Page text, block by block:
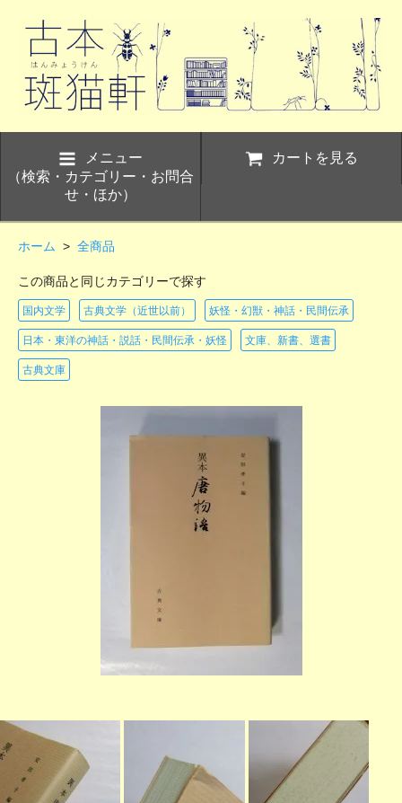
メニュー
（検索・カテゴリー・お問合
せ・ほか）
カートを見る
ホーム > 全商品
この商品と同じカテゴリーで探す
国内文学 古典文学（近世以前） 妖怪・幻獣・神話・民間伝承
日本・東洋の神話・説話・民間伝承・妖怪 文庫、新書、選書
古典文庫